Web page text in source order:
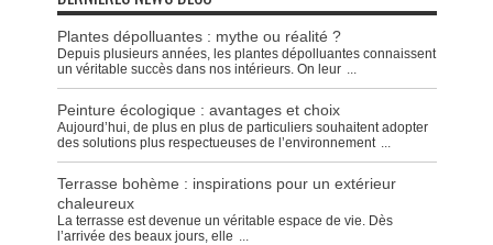
Plantes dépolluantes : mythe ou réalité ?
Depuis plusieurs années, les plantes dépolluantes connaissent
un véritable succès dans nos intérieurs. On leur
Peinture écologique : avantages et choix
Aujourd’hui, de plus en plus de particuliers souhaitent adopter
des solutions plus respectueuses de l’environnement
Terrasse bohème : inspirations pour un extérieur
chaleureux
La terrasse est devenue un véritable espace de vie. Dès
l’arrivée des beaux jours, elle